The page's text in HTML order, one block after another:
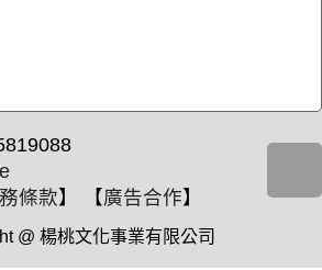
條款】 【廣告合作】
@ 楊桃文化事業有限公司